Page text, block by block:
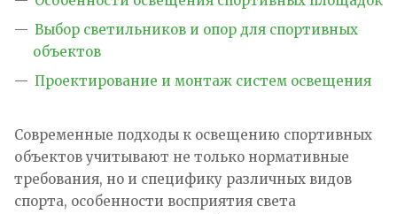
Выбор светильников и опор для спортивных
объектов
Проектирование и монтаж систем освещения
Современные подходы к освещению спортивных
объектов учитывают не только нормативные
требования, но и специфику различных видов
спорта, особенности восприятия света